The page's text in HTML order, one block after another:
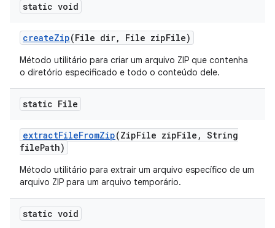
static void
createZip(File dir, File zipFile)
Método utilitário para criar um arquivo ZIP que contenha
o diretório especificado e todo o conteúdo dele.
static File
extractFileFromZip(ZipFile zipFile , String
filePath)
Método utilitário para extrair um arquivo específico de um
arquivo ZIP para um arquivo temporário.
static void